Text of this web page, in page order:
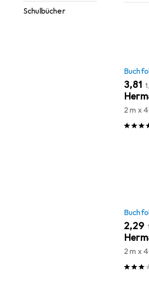
Schulbücher
EUR
3,81
2 m x
EUR
2,29
2 m x